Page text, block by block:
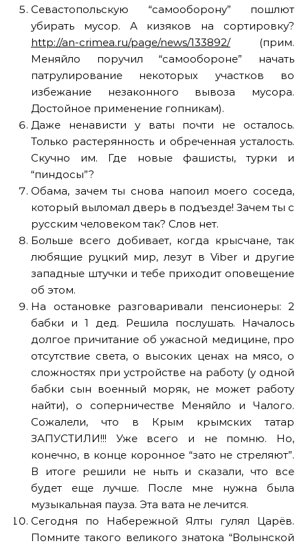
Севастопольскую “самооборону” пошлют
убирать мусор. А кизяков на сортировку?
http://an-crimea.ru/page/news/133892/(прим.
Меняйло поручил “самообороне” начать
патрулирование некоторых участков во
избежание незаконного вывоза мусора.
Достойное применение гопникам).
Даже ненависти у ваты почти не осталось.
Только растерянность и обреченная усталость.
Скучно им. Где новые фашисты, турки и
“пиндосы”?
Обама, зачем ты снова напоил моего соседа,
который выломал дверь в подъезде! Зачем ты с
русским человеком так? Слов нет.
Больше всего добивает, когда крысчане, так
любящие руцкий мир, лезут в Viber и другие
западные штучки и тебе приходит оповещение
об этом.
На остановке разговаривали пенсионеры: 2
бабки и 1 дед. Решила послушать. Началось
долгое причитание об ужасной медицине, про
отсутствие света, о высоких ценах на мясо, о
сложностях при устройстве на работу (у одной
бабки сын военный моряк, не может работу
найти), о соперничестве Меняйло и Чалого.
Сожалели, что в Крым крымских татар
ЗАПУСТИЛИ!!! Уже всего и не помню. Но,
конечно, в конце коронное “зато не стреляют”.
В итоге решили не ныть и сказали, что все
будет еще лучше. После мне нужна была
музыкальная пауза. Эта вата не лечится.
Сегодня по Набережной Ялты гулял Царёв.
Помните такого великого знатока “Волынской